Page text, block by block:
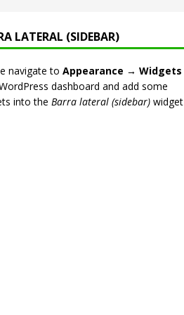
LATERAL (SIDEBAR)
navigate to Appearance → Widgets
dashboard and add some
into the Barra lateral (sidebar)widget